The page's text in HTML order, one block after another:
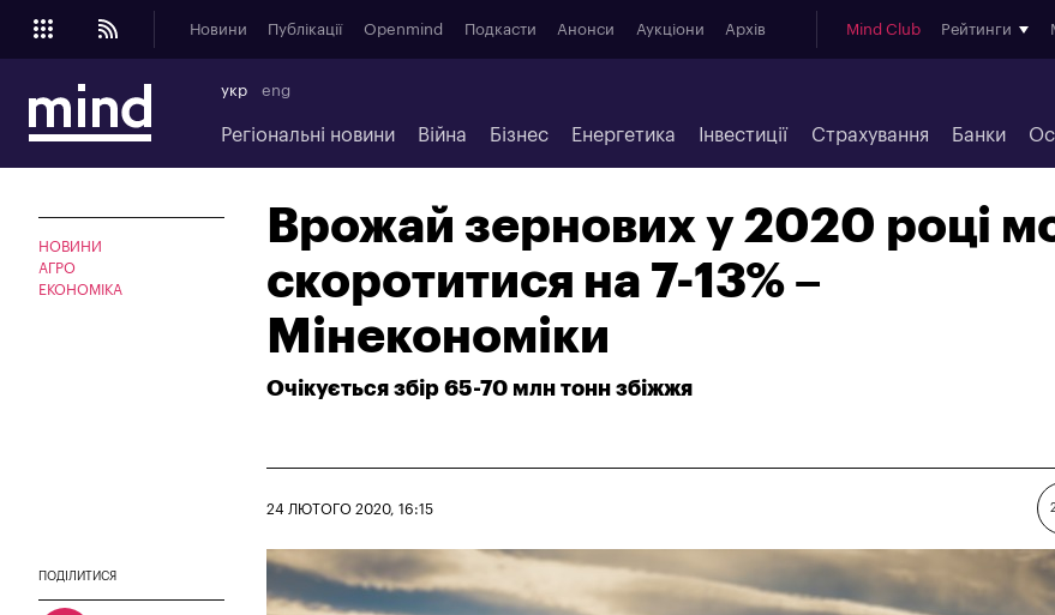
Новини Публікації Openmind Подкасти Анонси Аукціони Архів Mind Club Рейтинги
укр eng
Регіональні новини Війна Бізнес Енергетика Інвестиції Страхування Банки
НОВИНИ
АГРО
ЕКОНОМІКА
Врожай зернових у 2020 році
скоротитися на 7-13% –
Мінекономіки
Очікується збір 65-70 млн тонн збіжжя
24 ЛЮТОГО 2020, 16:15
ПОДІЛИТИСЯ